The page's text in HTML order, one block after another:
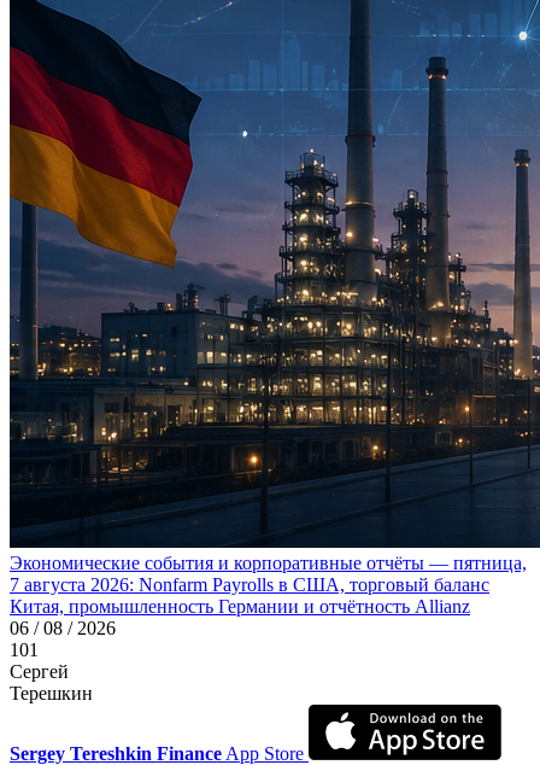
Экономические события и корпоративные отчёты — пятница,
7 августа 2026: Nonfarm Payrolls в США, торговый баланс
Китая, промышленность Германии и отчётность Allianz
06 / 08 / 2026
101
Сергей
Терешкин
Sergey Tereshkin Finance App Store